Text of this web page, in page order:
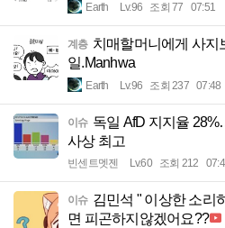
Earth Lv.96 조회 77 07:51
계층 치매할머니에게 사지
일.Manhwa
Earth Lv.96 조회 237 07:48
이슈 독일 AfD 지지율
사상 최고
빈센트멧젠 Lv.60 조회 212
이슈 김민석 " 이상한 소리
면 피곤하지않겠어요??